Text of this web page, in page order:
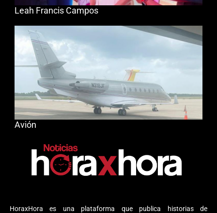
HoraxHora es una plataforma que publica historias de
Leah Francis Campos
Avión